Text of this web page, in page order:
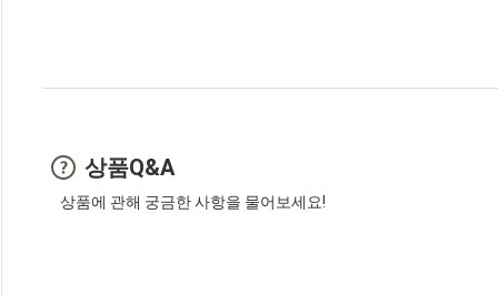
상품Q&A
상품에 관해 궁금한 사항을 물어보세요!